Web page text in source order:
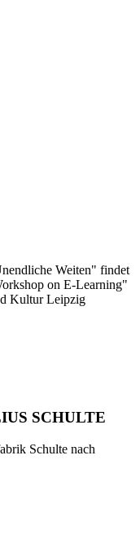
Weiten" findet
on E-Learning"
Kultur Leipzig
SCHULTE
Schulte nach